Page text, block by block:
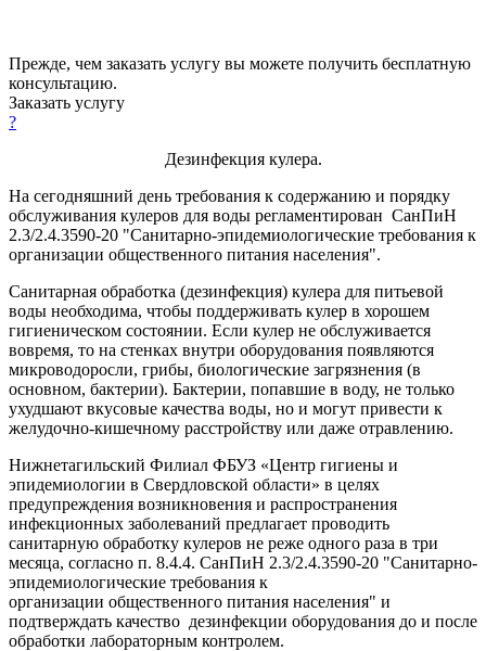
Прежде, чем заказать услугу вы можете получить бесплатную
консультацию.
Заказать услугу
?
Дезинфекция кулера.
На сегодняшний день требования к содержанию и порядку
обслуживания кулеров для воды регламентирован СанПиН
2.3/2.4.3590-20 "Санитарно-эпидемиологические требования к
организации общественного питания населения".
Санитарная обработка (дезинфекция) кулера для питьевой
воды необходима, чтобы поддерживать кулер в хорошем
гигиеническом состоянии. Если кулер не обслуживается
вовремя, то на стенках внутри оборудования появляются
микроводоросли, грибы, биологические загрязнения (в
основном, бактерии). Бактерии, попавшие в воду, не только
ухудшают вкусовые качества воды, но и могут привести к
желудочно-кишечному расстройству или даже отравлению.
Нижнетагильский Филиал ФБУЗ «Центр гигиены и
эпидемиологии в Свердловской области» в целях
предупреждения возникновения и распространения
инфекционных заболеваний предлагает проводить
санитарную обработку кулеров не реже одного раза в три
месяца, согласно п. 8.4.4. СанПиН 2.3/2.4.3590-20 "Санитарно-
эпидемиологические требования к
организации общественного питания населения" и
подтверждать качество дезинфекции оборудования до и после
обработки лабораторным контролем.